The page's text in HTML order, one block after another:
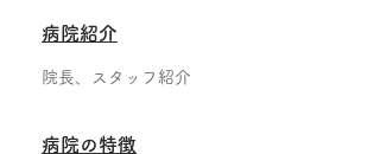
病院紹介
院長、スタッフ紹介
病院の特徴